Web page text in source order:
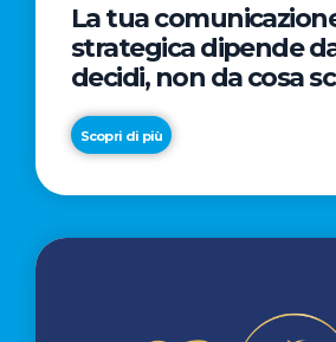
La tua
strategica dipende
decidi, non da cosa
Scopri di più